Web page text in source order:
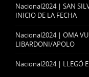
Nacional2024 | SAN
INICIO DE LA FECHA
Nacional2024 | OMA
LIBARDONI/APOLO
Nacional2024 | LLEGÓ